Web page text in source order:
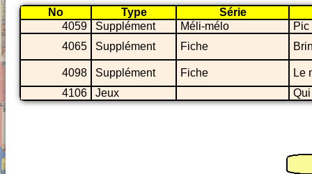
No Type
Série
4059
Supplément Méli-mélo
Pic
4065
Supplément Fiche
4098 Supplément Fiche
Le
4106
Jeux